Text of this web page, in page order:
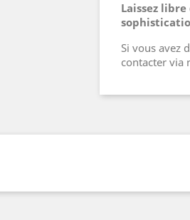
Laissez
Si vous avez
contacter via